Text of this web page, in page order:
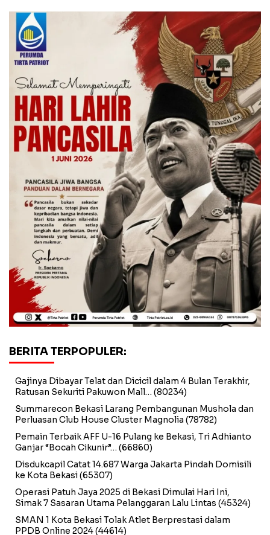
BERITA TERPOPULER:
Gajinya Dibayar Telat dan Dicicil dalam 4 Bulan Terakhir,
Ratusan Sekuriti Pakuwon Mall… (80234)
Summarecon Bekasi Larang Pembangunan Mushola dan
Perluasan Club House Cluster Magnolia (78782)
Pemain Terbaik AFF U-16 Pulang ke Bekasi, Tri Adhianto
Ganjar “Bocah Cikunir”… (66860)
Disdukcapil Catat 14.687 Warga Jakarta Pindah Domisili
ke Kota Bekasi(65307)
Operasi Patuh Jaya 2025 di Bekasi Dimulai Hari Ini,
Simak 7 Sasaran Utama Pelanggaran Lalu Lintas (45324)
SMAN 1 Kota Bekasi Tolak Atlet Berprestasi dalam
PPDB Online 2024(44614)